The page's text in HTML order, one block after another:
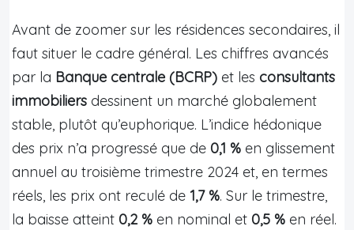
Avant de zoomer sur les résidences secondaires, il
faut situer le cadre général. Les chiffres avancés
par la Banque centrale (BCRP) et les consultants
immobiliers dessinent un marché globalement
stable, plutôt qu’euphorique. L’indice hédonique
des prix n’a progressé que de 0,1 % en glissement
annuel au troisième trimestre 2024 et, en termes
réels, les prix ont reculé de 1,7 %. Sur le trimestre,
la baisse atteint 0,2 % en nominal et 0,5 % en réel.